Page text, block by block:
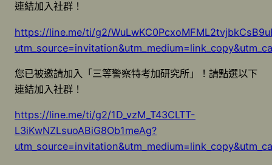
連結加入社群！
https://line.me/ti/g2/
您已被邀請加入「三等警察特考加研究所」！請點選以下
連結加入社群！
https://line.me/ti/g2/1D_vzM_T43CLTT-
L3iKwNZLsuoABiG8Ob1meAg?